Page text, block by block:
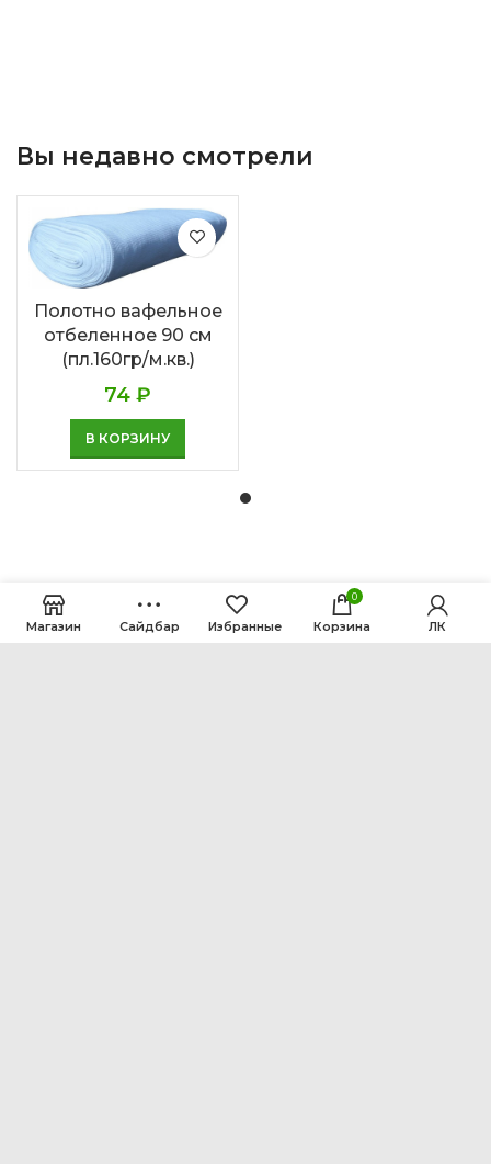
Вы недавно смотрели
Полотно вафельное
отбеленное 90 см
(пл.160гр/м.кв.)
74 ₽
В КОРЗИНУ
Магазин Сайдбар Избранные
0
Корзина ЛК